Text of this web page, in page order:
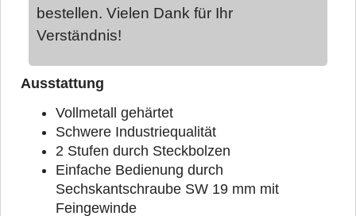
bestellen. Vielen Dank für Ihr
Verständnis!
Ausstattung
Vollmetall gehärtet
Schwere Industriequalität
2 Stufen durch Steckbolzen
Einfache Bedienung durch
Sechskantschraube SW 19 mm mit
Feingewinde